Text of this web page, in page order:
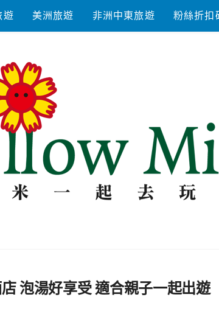
遊 美洲旅遊 非洲中東旅遊 粉絲折扣
泡湯好享受 適合親子一起出遊